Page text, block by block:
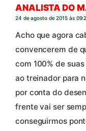
ANALISTA DO
24 de agosto de 2015 às
Acho que agora
convencerem de
com 100% de
ao treinador para
por conta do
frente vai ser
conseguirmos